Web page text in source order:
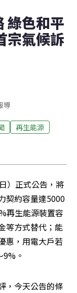
綠色和平
宗氣候訴
導
再生能源
）正式公告，將
契約容量達5000
再生能源裝置容
等方式替代；能
惠，用電大戶若
。
，今天公告的條